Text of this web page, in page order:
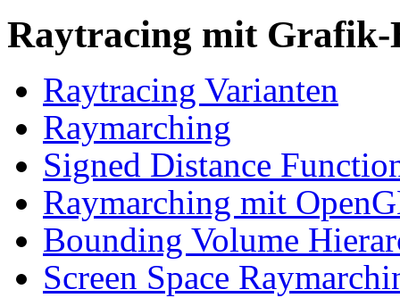
Raytracing mit Grafik-
Raytracing Varianten
Raymarching
Signed Distance
Raymarching mit
Bounding Volume
Screen Space